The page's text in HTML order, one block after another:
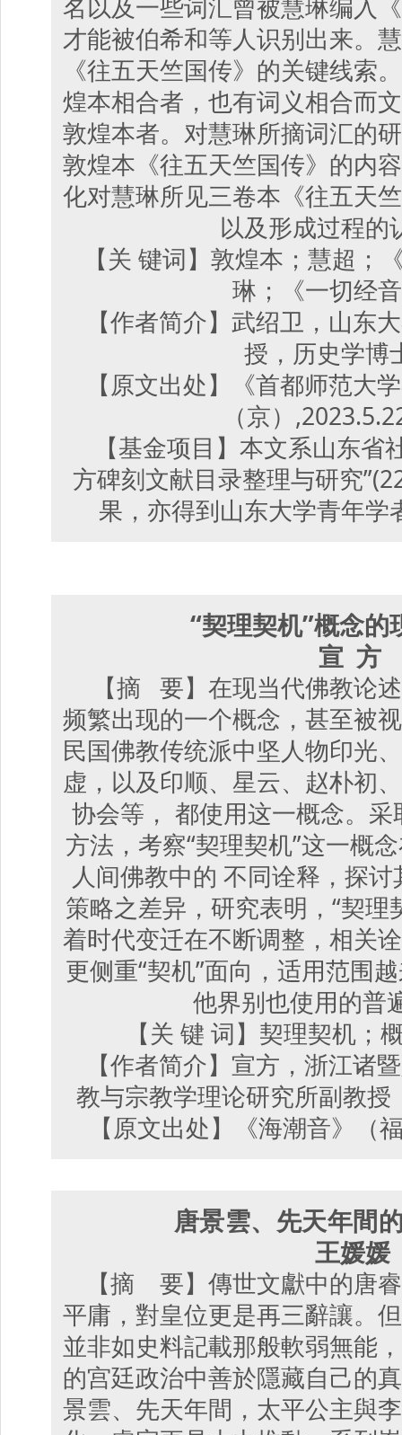
名以及一些词汇曾被慧琳编入
才能被伯希和等人识别出来。
《往五天竺国传》的关键线索
煌本相合者，也有词义相合而
敦煌本者。对慧琳所摘词汇的
敦煌本《往五天竺国传》的内
化对慧琳所见三卷本《往五天
以及形成过程的
【关 键词】敦煌本；慧超；
琳；《一切经
【作者简介】武绍卫，山东
授，历史学博
【原文出处】《首都师范大
（京）
【基金项目】本文系山东省
方碑刻文献目录整理与研究
果，亦得到山东大学青年学
“契理契机”概念的
宣 方
【摘 要】在现当代佛教论
频繁出现的一个概念，甚至被
民国佛教传统派中坚人物印光
虚，以及印顺、星云、赵朴初
协会等， 都使用这一概念。
方法，考察“契理契机”这一概
人间佛教中的 不同诠释，探
策略之差异，研究表明，“契理
着时代变迁在不断调整，相关
更侧重“契机”面向，适用范围
他界别也使用的普
【关 键 词】契理契机；
【作者简介】宣方，浙江诸
教与宗教学理论研究所副教
【原文出处】《海潮音》（
唐景雲、先天年間
王媛媛
【摘 要】傳世文獻中的唐
平庸，對皇位更是再三辭讓。
並非如史料記載那般軟弱無能
的宫廷政治中善於隱藏自己的
景雲、先天年間，太平公主與